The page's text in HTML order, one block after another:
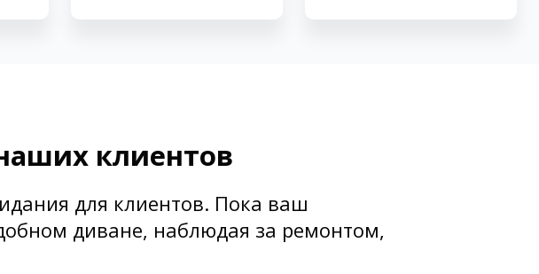
клиентов
для клиентов. Пока ваш
диване, наблюдая за ремонтом,